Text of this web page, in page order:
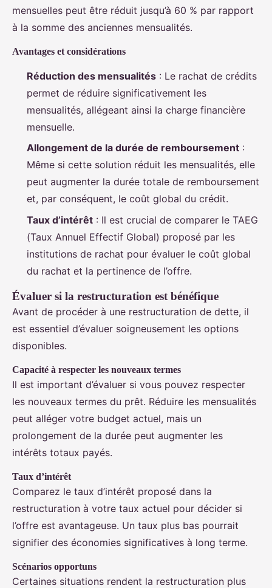
mensuelles peut être réduit jusqu’à 60 % par rapport
à la somme des anciennes mensualités.
Avantages et considérations
Réduction des mensualités : Le rachat de crédits
permet de réduire significativement les
mensualités, allégeant ainsi la charge financière
mensuelle.
Allongement de la durée de remboursement :
Même si cette solution réduit les mensualités, elle
peut augmenter la durée totale de remboursement
et, par conséquent, le coût global du crédit.
Taux d’intérêt : Il est crucial de comparer le TAEG
(Taux Annuel Effectif Global) proposé par les
institutions de rachat pour évaluer le coût global
du rachat et la pertinence de l’offre.
Évaluer si la restructuration est bénéfique
Avant de procéder à une restructuration de dette, il
est essentiel d’évaluer soigneusement les options
disponibles.
Capacité à respecter les nouveaux termes
Il est important d’évaluer si vous pouvez respecter
les nouveaux termes du prêt. Réduire les mensualités
peut alléger votre budget actuel, mais un
prolongement de la durée peut augmenter les
intérêts totaux payés.
Taux d’intérêt
Comparez le taux d’intérêt proposé dans la
restructuration à votre taux actuel pour décider si
l’offre est avantageuse. Un taux plus bas pourrait
signifier des économies significatives à long terme.
Scénarios opportuns
Certaines situations rendent la restructuration plus